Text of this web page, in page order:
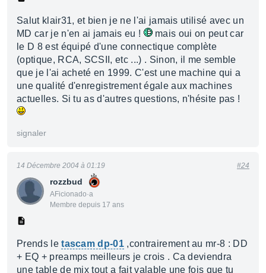
Salut klair31, et bien je ne l'ai jamais utilisé avec un
MD car je n'en ai jamais eu !
mais oui on peut car
le D 8 est équipé d'une connectique complète
(optique, RCA, SCSII, etc ...) . Sinon, il me semble
que je l'ai acheté en 1999. C'est une machine qui a
une qualité d'enregistrement égale aux machines
actuelles. Si tu as d'autres questions, n'hésite pas !
signaler
rozzbud
AFicionado·a
Membre depuis 17 ans
14 Décembre 2004 à 01:19 #24
Prends letascam dp-01 ,contrairement au mr-8 : DD
+ EQ + preamps meilleurs je crois . Ca deviendra
une table de mix tout a fait valable une fois que tu